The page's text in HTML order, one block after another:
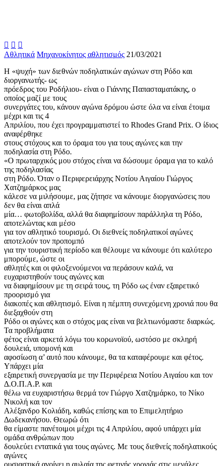
  
Αθλητικά Μηχανοκίνητος αθλητισμός 21/03/2021
Η «ψυχή» των διεθνών ποδηλατικών αγώνων στη Ρόδο και
διοργανωτής- ως
πρόεδρος του Ροδήλιου- είναι ο Γιάννης Παπασταματάκης, ο
οποίος μαζί με τους
συνεργάτες του, κάνουν αγώνα δρόμου ώστε όλα να είναι έτοιμα
μέχρι και τις 4
Απριλίου, που έχει προγραμματιστεί το Rhodes Grand Prix. Ο ίδιος
αναφέρθηκε
στους στόχους και το όραμα του για τους αγώνες και την
ποδηλασία στη Ρόδο.
«Ο πρωταρχικός μου στόχος είναι να δώσουμε όραμα για το καλό
της ποδηλασίας
στη Ρόδο. Όταν ο Περιφερειάρχης Νοτίου Αιγαίου Γιώργος
Χατζημάρκος μας
κάλεσε να μιλήσουμε, μας ζήτησε να κάνουμε διοργανώσεις που
δεν θα είναι απλά
μία… φωτοβολίδα, αλλά θα διαφημίσουν παράλληλα τη Ρόδο,
αποτελώντας και μέσο
για τον αθλητικό τουρισμό. Οι διεθνείς ποδηλατικοί αγώνες
αποτελούν τον προπομπό
για την τουριστική περίοδο και θέλουμε να κάνουμε ότι καλύτερο
μπορούμε, ώστε οι
αθλητές και οι φιλοξενούμενοι να περάσουν καλά, να
ευχαριστηθούν τους αγώνες και
να διαφημίσουν με τη σειρά τους, τη Ρόδο ως έναν εξαιρετικό
προορισμό για
διακοπές και αθλητισμό. Είναι η πέμπτη συνεχόμενη χρονιά που θα
διεξαχθούν στη
Ρόδο οι αγώνες και ο στόχος μας είναι να βελτιωνόμαστε διαρκώς.
Τα προβλήματα
φέτος είναι αρκετά λόγω του κορωνοϊού, ωστόσο με σκληρή
δουλειά, υπομονή και
αφοσίωση α’ αυτό που κάνουμε, θα τα καταφέρουμε και φέτος.
Υπάρχει μία
εξαιρετική συνεργασία με την Περιφέρεια Νοτίου Αιγαίου και τον
Δ.Ο.Π.Α.Ρ. και
θέλω να ευχαριστήσω θερμά τον Γιώργο Χατζημάρκο, το Νίκο
Νικολή και τον
Αλέξανδρο Κολιάδη, καθώς επίσης και το Επιμελητήριο
Δωδεκανήσου. Θεωρώ ότι
θα είμαστε πανέτοιμοι μέχρι τις 4 Απριλίου, αφού υπάρχει μία
ομάδα ανθρώπων που
δουλεύει εντατικά για τους αγώνες. Με τους διεθνείς ποδηλατικούς
αγώνες
ουσιαστικά ανοίγει η αυλαία της φετινής χρονιάς στις μεγάλες